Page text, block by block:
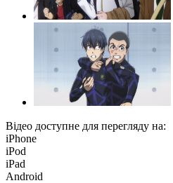
Відео доступне для перегляду на:
iPhone
iPod
iPad
Android